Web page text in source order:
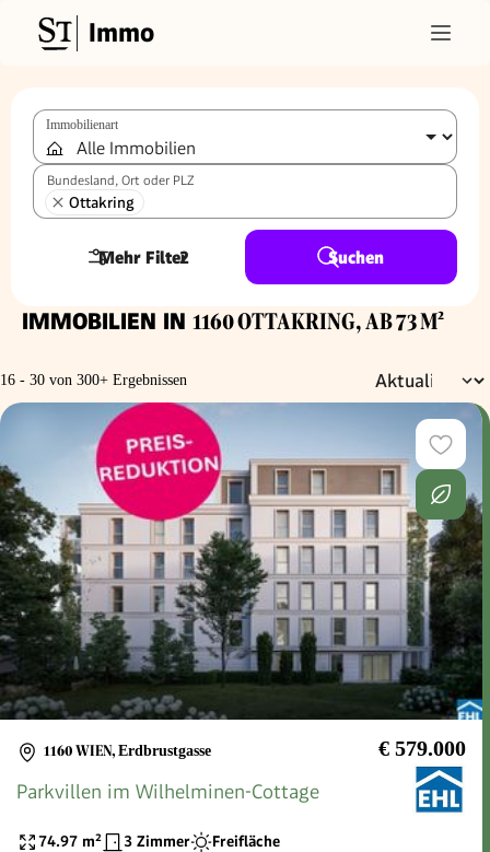
Immo
Immobilienart
Bundesland, Ort oder PLZ
Ottakring
Mehr Filter
2 Suchen
IMMOBILIEN IN 1160 OTTAKRING, AB 73 M²
16 - 30 von 300+ Ergebnissen
1160 WIEN, Erdbrustgasse € 579.000
Parkvillen im Wilhelminen-Cottage
74.97 m² 3 Zimmer Freifläche